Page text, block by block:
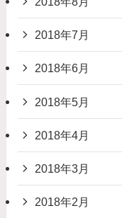
2018年7月
2018年6月
2018年5月
2018年4月
2018年3月
2018年2月